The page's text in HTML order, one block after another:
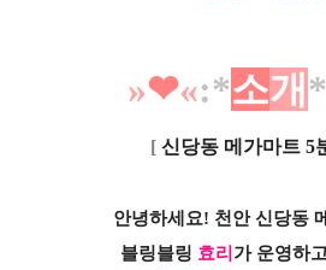
»❤︎«:*소개 *
[ 신당동 메가마트 5
안녕하세요! 천안 신당동
블링블링 효리가 운영하